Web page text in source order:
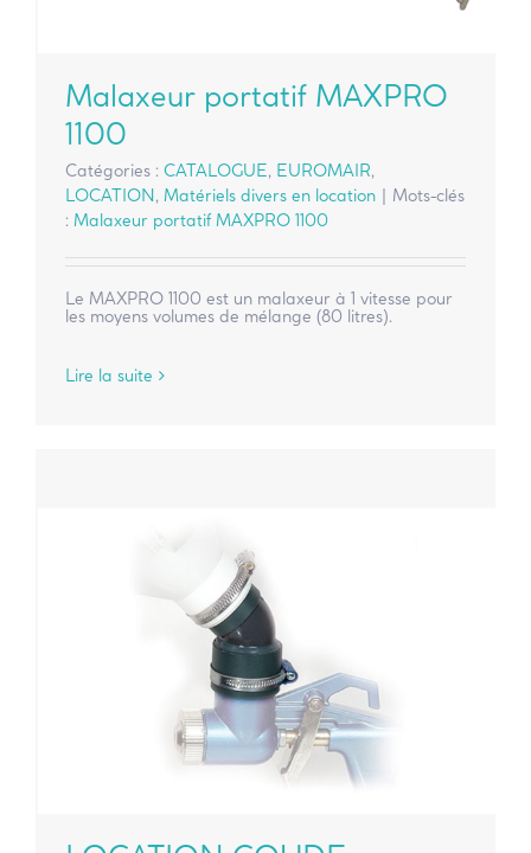
Malaxeur portatif MAXPRO
1100
Catégories : CATALOGUE, EUROMAIR,
LOCATION, Matériels divers en location | Mots-clés
: Malaxeur portatif MAXPRO 1100
Le MAXPRO 1100 est un malaxeur à 1 vitesse pour
les moyens volumes de mélange (80 litres).
Lire la suite